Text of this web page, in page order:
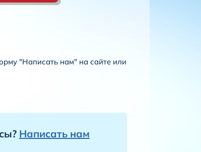
"Написать нам" на сайте или
Написать нам